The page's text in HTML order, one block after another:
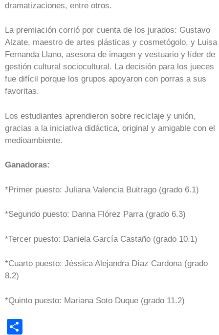
dramatizaciones, entre otros.
La premiación corrió por cuenta de los jurados: Gustavo
Alzate, maestro de artes plásticas y cosmetógolo, y Luisa
Fernanda Llano, asesora de imagen y vestuario y líder de
gestión cultural sociocultural. La decisión para los jueces
fue difícil porque los grupos apoyaron con porras a sus
favoritas.
Los estudiantes aprendieron sobre reciclaje y unión,
gracias a la iniciativa didáctica, original y amigable con el
medioambiente.
Ganadoras:
*Primer puesto: Juliana Valencia Buitrago (grado 6.1)
*Segundo puesto: Danna Flórez Parra (grado 6.3)
*Tercer puesto: Daniela García Castaño (grado 10.1)
*Cuarto puesto: Jéssica Alejandra Díaz Cardona (grado
8.2)
*Quinto puesto: Mariana Soto Duque (grado 11.2)